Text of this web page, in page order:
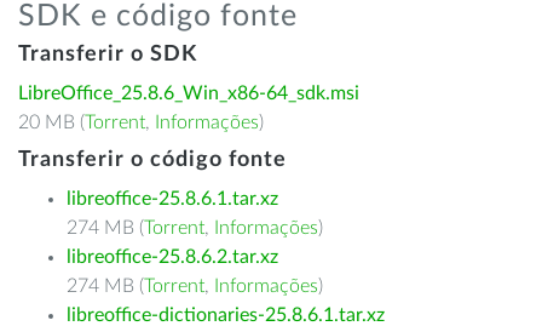
SDK e código fonte
Transferir o SDK
LibreOffice_25.8.6_Win_x86-64_sdk.msi
20 MB (Torrent, Informações)
Transferir o código fonte
libreoffice-25.8.6.1.tar.xz
274 MB (Torrent, Informações)
libreoffice-25.8.6.2.tar.xz
274 MB (Torrent, Informações)
libreoffice-dictionaries-25.8.6.1.tar.xz